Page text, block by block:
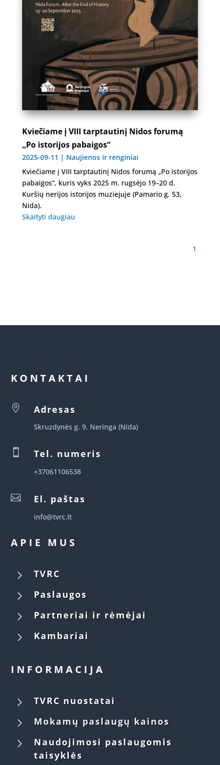
Kviečiame į VIII tarptautinį Nidos forumą
„Po istorijos pabaigos“
2025-09-11 | Naujienos ir renginiai
Kviečiame į VIII tarptautinį Nidos forumą „Po istorijos
pabaigos“, kuris vyks 2025 m. rugsėjo 19–20 d.
Kuršių nerijos istorijos muziejuje (Pamario g. 53,
Nida).
Skaityti daugiau
1
KONTAKTAI
 Adresas
Skruzdynės g. 9, Neringa (Nida)
 Tel. numeris
+37061106538
 El. paštas
info@tvrc.lt
APIE MUS
5 TVRC
5 Paslaugos
5 Partneriai ir rėmėjai
5 Kambariai
INFORMACIJA
5 TVRC nuostatai
5 Mokamų paslaugų kainos
5
Naudojimosi paslaugomis
taisyklės